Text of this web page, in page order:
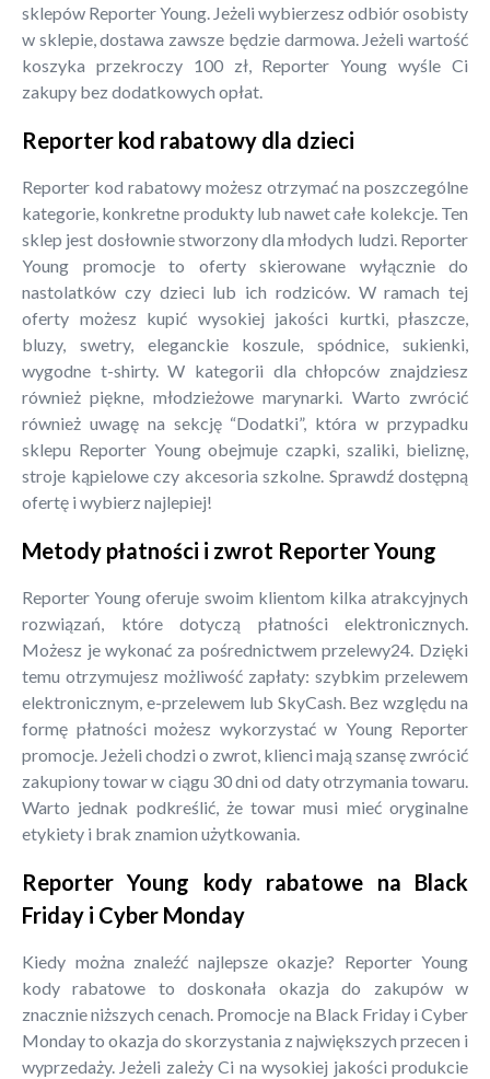
sklepów Reporter Young. Jeżeli wybierzesz odbiór osobisty
w sklepie, dostawa zawsze będzie darmowa. Jeżeli wartość
koszyka przekroczy 100 zł, Reporter Young wyśle Ci
zakupy bez dodatkowych opłat.
Reporter kod rabatowy dla dzieci
Reporter kod rabatowy możesz otrzymać na poszczególne
kategorie, konkretne produkty lub nawet całe kolekcje. Ten
sklep jest dosłownie stworzony dla młodych ludzi. Reporter
Young promocje to oferty skierowane wyłącznie do
nastolatków czy dzieci lub ich rodziców. W ramach tej
oferty możesz kupić wysokiej jakości kurtki, płaszcze,
bluzy, swetry, eleganckie koszule, spódnice, sukienki,
wygodne t-shirty. W kategorii dla chłopców znajdziesz
również piękne, młodzieżowe marynarki. Warto zwrócić
również uwagę na sekcję “Dodatki”, która w przypadku
sklepu Reporter Young obejmuje czapki, szaliki, bieliznę,
stroje kąpielowe czy akcesoria szkolne. Sprawdź dostępną
ofertę i wybierz najlepiej!
Metody płatności i zwrot Reporter Young
Reporter Young oferuje swoim klientom kilka atrakcyjnych
rozwiązań, które dotyczą płatności elektronicznych.
Możesz je wykonać za pośrednictwem przelewy24. Dzięki
temu otrzymujesz możliwość zapłaty: szybkim przelewem
elektronicznym, e-przelewem lub SkyCash. Bez względu na
formę płatności możesz wykorzystać w Young Reporter
promocje. Jeżeli chodzi o zwrot, klienci mają szansę zwrócić
zakupiony towar w ciągu 30 dni od daty otrzymania towaru.
Warto jednak podkreślić, że towar musi mieć oryginalne
etykiety i brak znamion użytkowania.
Reporter Young kody rabatowe na Black
Friday i Cyber Monday
Kiedy można znaleźć najlepsze okazje? Reporter Young
kody rabatowe to doskonała okazja do zakupów w
znacznie niższych cenach. Promocje na Black Friday i Cyber
Monday to okazja do skorzystania z największych przecen i
wyprzedaży. Jeżeli zależy Ci na wysokiej jakości produkcie